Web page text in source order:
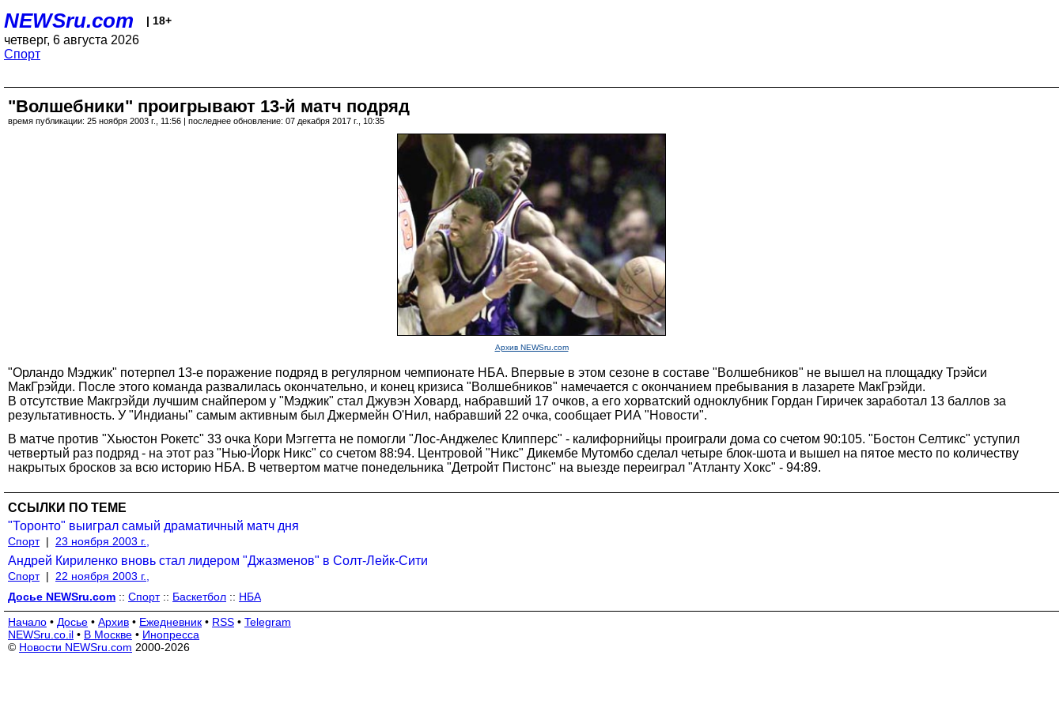
NEWSru.com | 18+
четверг, 6 августа 2026
Спорт
"Волшебники" проигрывают 13-й матч подряд
время публикации: 25 ноября 2003 г., 11:56 | последнее обновление: 07 декабря 2017 г., 10:35
Архив NEWSru.com
"Орландо Мэджик" потерпел 13-е поражение подряд в регулярном чемпионате НБА. Впервые в этом сезоне в составе "Волшебников" не вышел на площадку Трэйси
МакГрэйди. После этого команда развалилась окончательно, и конец кризиса "Волшебников" намечается с окончанием пребывания в лазарете МакГрэйди.
В отсутствие Макгрэйди лучшим снайпером у "Мэджик" стал Джувэн Ховард, набравший 17 очков, а его хорватский одноклубник Гордан Гиричек заработал 13 баллов за
результативность. У "Индианы" самым активным был Джермейн О'Нил, набравший 22 очка, сообщает РИА "Новости".
В матче против "Хьюстон Рокетс" 33 очка Кори Мэггетта не помогли "Лос-Анджелес Клипперс" - калифорнийцы проиграли дома со счетом 90:105. "Бостон Селтикс" уступил
четвертый раз подряд - на этот раз "Нью-Йорк Никс" со счетом 88:94. Центровой "Никс" Дикембе Мутомбо сделал четыре блок-шота и вышел на пятое место по количеству
накрытых бросков за всю историю НБА. В четвертом матче понедельника "Детройт Пистонс" на выезде переиграл "Атланту Хокс" - 94:89.
ССЫЛКИ ПО ТЕМЕ
"Торонто" выиграл самый драматичный матч дня
Спорт | 23 ноября 2003 г.,
Андрей Кириленко вновь стал лидером "Джазменов" в Солт-Лейк-Сити
Спорт |
22 ноября 2003 г.,
Досье NEWSru.com :: Спорт:: Баскетбол :: НБА
Начало • Досье • Архив • Ежедневник • RSS • Telegram
NEWSru.co.il • В Москве • Инопресса
© Новости NEWSru.com 2000-2026